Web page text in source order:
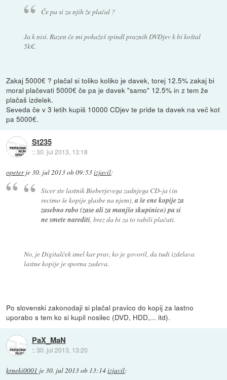
Če pa si za njih že plačal ?
Ja k nisi. Razen če mi pokažeš spindl praznih DVDjev k bi koštal
5k€.
Zakaj 5000€ ? plačal si toliko koliko je davek, torej 12.5% zakaj bi
moral plačevati 5000€ če pa je davek "samo" 12.5% in z tem že
plačaš izdelek.
Seveda če v 3 letih kupiš 10000 CDjev te pride ta davek na več kot
pa 5000€.
St235
::30. jul 2013, 13:18
opeterje30. jul 2013 ob 09:53izjavil:
Sicer ste lastnik Bieberjevega zadnjega CD-ja (in
recimo še kopije glasbe na njem),a še ene kopije za
zasebno rabo (zase ali za manjšo skupinico) pa si
ne smete narediti, brez da bi za to rabili plačati.
No, je Digitalček imel kar prav, ko je govoril, da tudi izdelava
lastne kopije je sporna zadeva.
Po slovenski zakonodaji si plačal pravico do kopij za lastno
uporabo s tem ko si kupil nosilec (DVD, HDD,... itd).
PaX_MaN
::30. jul 2013, 13:20
krneki0001 je30. jul 2013 ob 13:14izjavil: